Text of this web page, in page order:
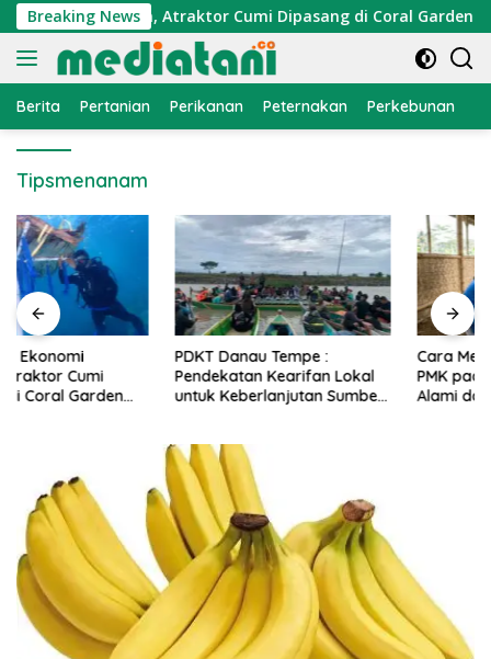
Langsung
ke
konten
Breaking News
Nelayan, Atraktor Cumi Dipasang di Coral Garden
Berita Pertanian Perikanan Peternakan Perkebunan
Tipsmenanam
PDKT Danau Tempe :
Pendekatan Kearifan Lokal
untuk Keberlanjutan Sumber
Cara Mengatasi Penyakit
PMK pada Sapi Perah Secara
Alami dan Medis